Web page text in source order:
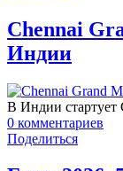
Chennai
Индии
В Индии стартует
0 комментариев
Поделиться